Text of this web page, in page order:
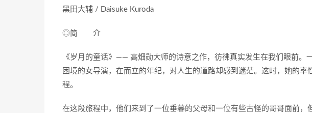
黑田大辅 / Daisuke Kuroda
◎简 介
《岁月的童话》—— 高畑勋大师的诗意之作，彷彿真实发生在我们眼前。
困境的女导演，在而立的年纪，对人生的道路却感到迷茫。这时，她的
程。
在这段旅程中，他们来到了一位垂暮的父母和一位有些古怪的哥哥面前，